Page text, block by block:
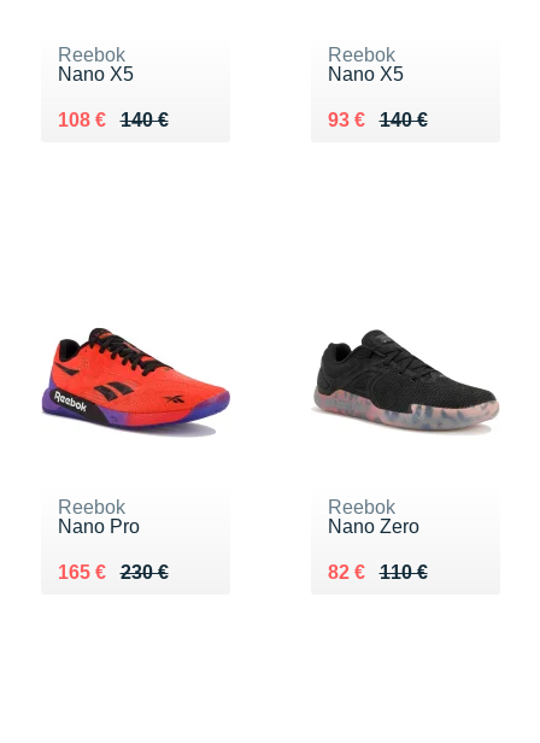
Reebok
Nano X5
140 €
Au lieu de 140 €
108 €
Vendu 108 €
Reebok
Nano X5
140 €
Au lieu de 140 €
93 €
Vendu 93 €
Reebok
Nano Pro
230 €
Au lieu de 230 €
165 €
Vendu 165 €
Reebok
Nano Zero
110 €
Au lieu de 110 €
82 €
Vendu 82 €